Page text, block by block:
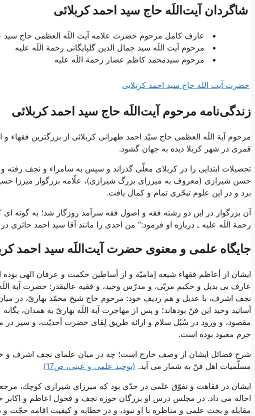
شاگردان آیت‌اللَه حاج سید احمد کربلائی
عارف کامل مرحوم حضرت علامه آیت اللَه العظمی حاج
مرحوم آیت اللَه سید جمال الدین گلپایگانی رحمة اللَه علیه
مرحوم سیدمحمد کاظم عصار رحمة اللَه علیه
حضرت آیت الله حاج سید احمد کربلایی
زندگی‌نامه مرحوم آیت‌اللَه حاج سید احمد کربلائی
قمری در شهر کربلا دیده به جهان گشود.
تحصیلات ابتدایی را در کربلای معلّی گذراند و سپس به سامراء و نجف
حسن شيرازى (معروف به ميرزاى بزرگ شیرازی)، علّامه بزرگوار ميرزا
برد و در اين علوم تبحّرى تمام و كمال يافت.
آن بزرگوار در اين دو رشته فقه و اصول فقه سرآمد روزگار شد؛ به‏ گونه‏
رحمة اللَه عليه ـ درباره او فرمود:” من احدى را مانند آقا سيد احمد حائرى
جایگاه علمی و معنوی حضرت آیت‌اللَه سید احمد
ایشان از أعاظم فقهاء شيعه إماميّه و از أساطين حكمت و عرفان الهى
عارف بى بديل و حكيم مربّى، و مدرّس وحيد، و فقيه عاليقدر: حضرت آية
نجف اشرف، با عديل و هم رديف خود: مرحوم حاج شيخ محمّد بهارىّ، در
أساتيد وحيد اين فنّ بوده‏اند؛ و پس از مهاجرت آية اللَه بهارىّ به همدان‏،
مقصود، و ورود در سُبُل سلام‏ و ارائه طريق لِقاى حضرت أحديّت، و سير در
حرم معبود بوده است.
شرح فضائل ایشان از وصف خارج است؛ چه در ميان علماى نجف اشرف و
مسلّميات اهل فنّ به شمار مى‏ آيد. (توحید علمی و عینی، ص17)
ایشان در فقاهت و تفوّق علمى در حدّى بود كه ميرزاى شيرازى كوچك،
احاله مى ‏داد. در مجلس درس او بزرگان حوزه نجف و فحول اعاظم و اكابر
مقابله و بحث علمى و مناظره با او نبود، و در خطابه و كيفيت اقامه